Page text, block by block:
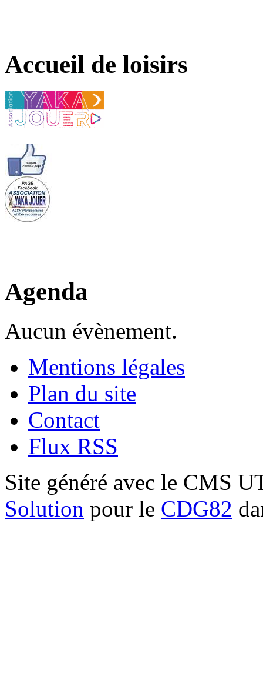
Accueil de loisirs
Agenda
Aucun évènement.
Mentions légales
Plan du site
Contact
Flux RSS
Site généré avec le CMS
Solution pour le CDG82